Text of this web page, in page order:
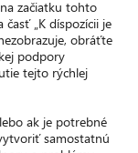
začiatku tohto
časť „K díspozícii je
obráťte
podpory
tejto rýchlej
ak je potrebné
samostatnú